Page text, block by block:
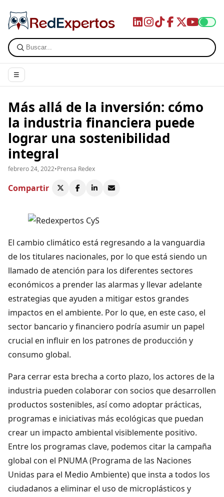
☰
Más allá de la inversión: cómo
la industria financiera puede
lograr una sostenibilidad
integral
febrero 24, 2022•Prensa Redex
Compartir
El cambio climático está regresando a la vanguardia
de los titulares nacionales, por lo que está siendo un
llamado de atención para los diferentes sectores
económicos a prender las alarmas y llevar adelante
estrategias que ayuden a mitigar estos grandes
impactos en el ambiente. Por lo que, en este caso, el
sector bancario y financiero podría asumir un papel
crucial en influir en los patrones de producción y
consumo global.
Para cerrar esta brecha a corto plazo, los actores de la
industria pueden colaborar con socios que desarrollen
productos sostenibles, así como adoptar prácticas,
programas e iniciativas más ecológicas que puedan
crear un impacto ambiental visiblemente positivo.
Entre los programas clave, podemos citar la campaña
global con el PNUMA (Programa de las Naciones
Unidas para el Medio Ambiente) que insta a todos los
ciudadanos a eliminar el uso de microplásticos y